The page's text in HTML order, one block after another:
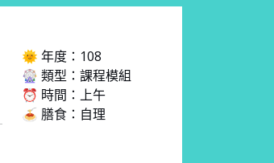
🌞 年度：108
🎡 類型：課程模組
⏰ 時間：上午
🍝 膳食：自理